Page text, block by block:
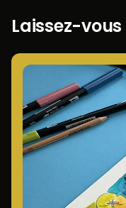
Laissez-vous